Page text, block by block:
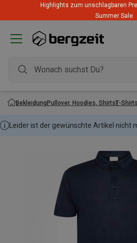
Highlights zum unschlagbaren
Summer Sale
BekleidungPullover, Hoodies, ShirtsT-
Leider ist der gewünschte Artikel nicht